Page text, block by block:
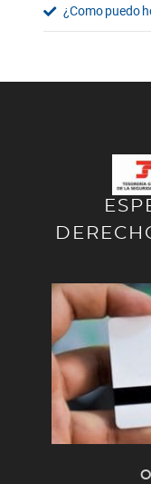
¿Como puedo